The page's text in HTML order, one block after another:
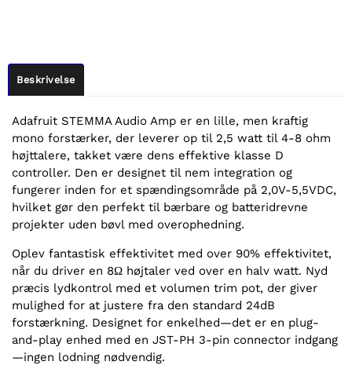
Beskrivelse
Adafruit STEMMA Audio Amp er en lille, men kraftig
mono forstærker, der leverer op til 2,5 watt til 4-8 ohm
højttalere, takket være dens effektive klasse D
controller. Den er designet til nem integration og
fungerer inden for et spændingsområde på 2,0V-5,5VDC,
hvilket gør den perfekt til bærbare og batteridrevne
projekter uden bøvl med overophedning.
Oplev fantastisk effektivitet med over 90% effektivitet,
når du driver en 8Ω højtaler ved over en halv watt. Nyd
præcis lydkontrol med et volumen trim pot, der giver
mulighed for at justere fra den standard 24dB
forstærkning. Designet for enkelhed—det er en plug-
and-play enhed med en JST-PH 3-pin connector indgang
—ingen lodning nødvendig.